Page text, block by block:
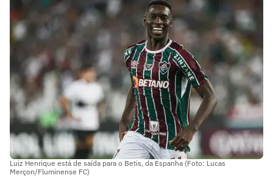
Luiz Henrique está de saída para o Betis, da Espanha (Foto: Lucas
Merçon/Fluminense FC)